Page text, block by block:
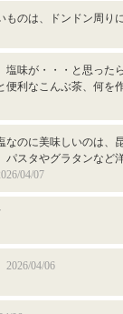
ものは、ドンドン周り
塩味が・・・と思っ
便利なこんぶ茶、何を
なのに美味しいのは、
パスタやグラタンなど
04/07
2026/04/06